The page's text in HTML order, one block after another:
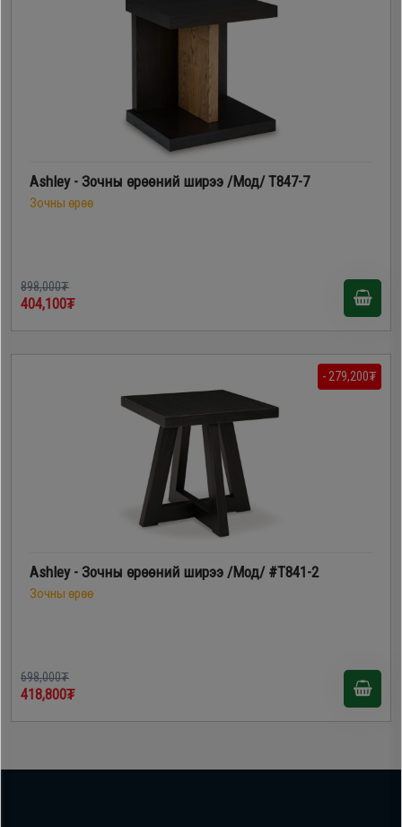
Ashley - Зочны өрөөний ширээ /Мод/ T847-7
Зочны өрөө
898,000₮
404,100₮
- 279,200₮
Ashley - Зочны өрөөний ширээ /Мод/ #T841-2
Зочны өрөө
698,000₮
418,800₮